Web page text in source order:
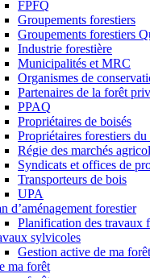
FPFQ
Groupements forestiers
Groupements forestiers
Industrie forestière
Municipalités et MRC
Organismes de
Partenaires de la forêt
PPAQ
Propriétaires de boisés
Propriétaires forestiers du
Régie des marchés
Syndicats et offices de
Transporteurs de bois
UPA
d’aménagement forestier
Planification des travaux
sylvicoles
Gestion active de ma forêt
ma forêt